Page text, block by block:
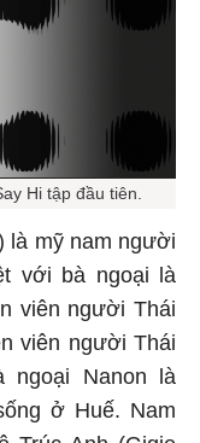
Hi tập đầu tiên.
là mỹ nam người
với bà ngoại là
viên người Thái
viên người Thái
ngoại Nanon là
ở Huế. Nam